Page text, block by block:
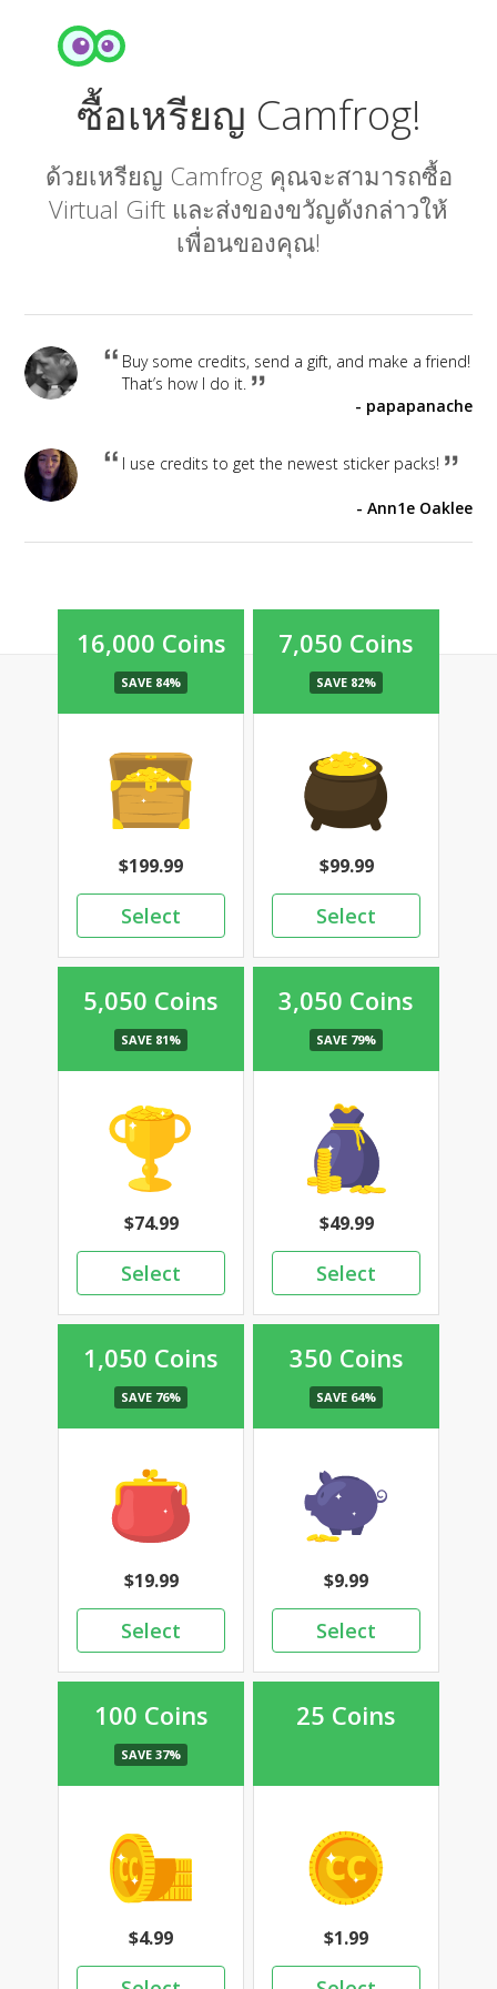
ซื้อเหรียญ Camfrog!
ด้วยเหรียญ Camfrog คุณจะสามารถซื้อ
Virtual Gift และส่งของขวัญดังกล่าวให้
เพื่อนของคุณ!
Buy some credits, send a gift, and make a friend!
That’s how I do it.
papapanache
I use credits to get the newest sticker packs!
Ann1e Oaklee
16,000 Coins
199.99
7,050 Coins
99.99
5,050 Coins
74.99
3,050 Coins
49.99
1,050 Coins
19.99
350 Coins
9.99
100 Coins
4.99
25 Coins
1.99